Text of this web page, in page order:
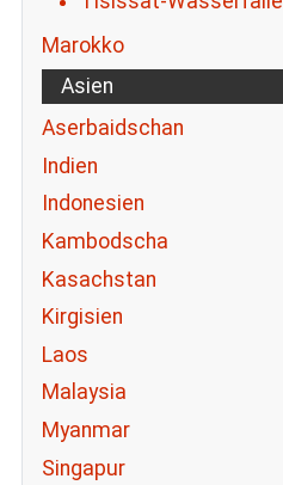
Marokko
Asien
Aserbaidschan
Indien
Indonesien
Kambodscha
Kasachstan
Kirgisien
Laos
Malaysia
Myanmar
Singapur